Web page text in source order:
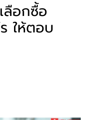
ลือกซื้อ
ให้ตอบ